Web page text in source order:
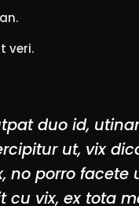
veri.
duo id,
ut, vix
no porro facete
cu vix, ex tota